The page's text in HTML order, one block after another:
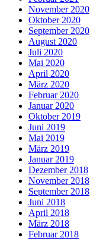
November 2020
Oktober 2020
September 2020
August 2020
Juli 2020
Mai 2020
April 2020
März 2020
Februar 2020
Januar 2020
Oktober 2019
Juni 2019
Mai 2019
März 2019
Januar 2019
Dezember 2018
November 2018
September 2018
Juni 2018
April 2018
März 2018
Februar 2018